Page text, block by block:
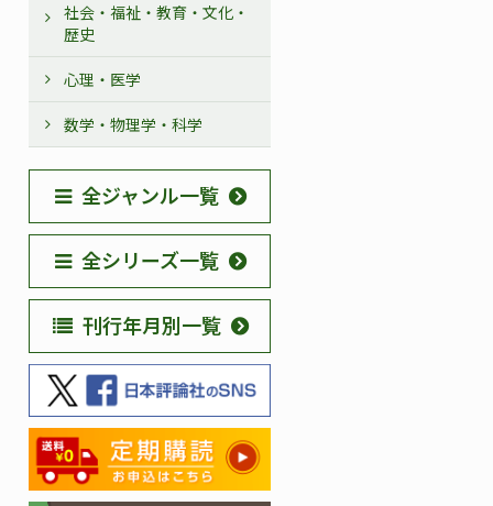
社会・福祉・教育・文化・
歴史
心理・医学
数学・物理学・科学
全ジャンル一覧
全シリーズ一覧
刊行年月別一覧